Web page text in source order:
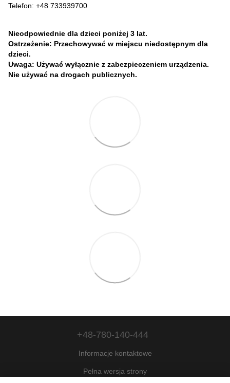
Telefon: +48 733939700
Nieodpowiednie dla dzieci poniżej 3 lat.
Ostrzeżenie: Przechowywać w miejscu niedostępnym dla
dzieci.
Uwaga: Używać wyłącznie z zabezpieczeniem urządzenia.
Nie używać na drogach publicznych.
+48-780-140-444
Informacje kontaktowe
Pełna wersja strony